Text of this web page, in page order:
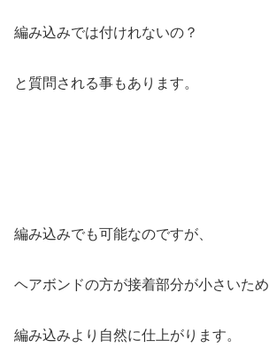
編み込みでは付けれないの？
と質問される事もあります。
編み込みでも可能なのですが、
ヘアボンドの方が接着部分が小さいため
編み込みより自然に仕上がります。